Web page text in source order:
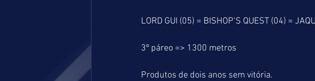
LORD GUI (05) = BISHOP’S QUEST (04) =
3º páreo => 1300 metros
Produtos de dois anos sem vitória.